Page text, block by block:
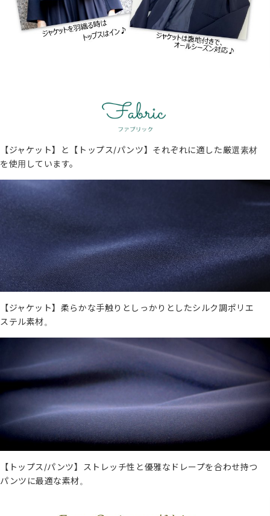
【ジャケット】と【トップス/パンツ】それぞれに適した厳選素材
を使用しています。
【ジャケット】柔らかな手触りとしっかりとしたシルク調ポリエ
ステル素材。
【トップス/パンツ】ストレッチ性と優雅なドレープを合わせ持つ
パンツに最適な素材。